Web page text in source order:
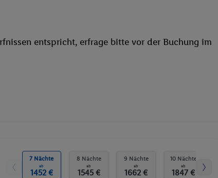
Hallenbad
Whirlpool
entspricht, erfrage bitte vor der Buchung im
7 Nächte
ab
1452 €
8 Nächte
ab
1545 €
9 Nächte
ab
1662 €
10 Nächte
ab
1847 €